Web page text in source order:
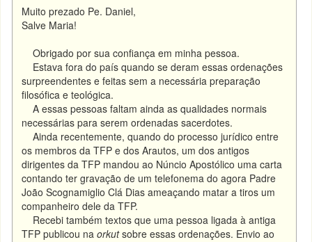
Muito prezado Pe. Daniel,
Salve Maria!
Obrigado por sua confiança em minha pessoa.
Estava fora do país quando se deram essas ordenações
surpreendentes e feitas sem a necessária preparação
filosófica e teológica.
A essas pessoas faltam ainda as qualidades normais
necessárias para serem ordenadas sacerdotes.
Ainda recentemente, quando do processo jurídico entre
os membros da TFP e dos Arautos, um dos antigos
dirigentes da TFP mandou ao Núncio Apostólico uma carta
contando ter gravação de um telefonema do agora Padre
João Scognamiglio Clá Dias ameaçando matar a tiros um
companheiro dele da TFP.
Recebi também textos que uma pessoa ligada à antiga
TFP publicou naorkutsobre essas ordenações. Envio ao